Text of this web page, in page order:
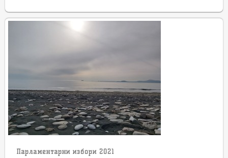
Парламентарни избори 2021